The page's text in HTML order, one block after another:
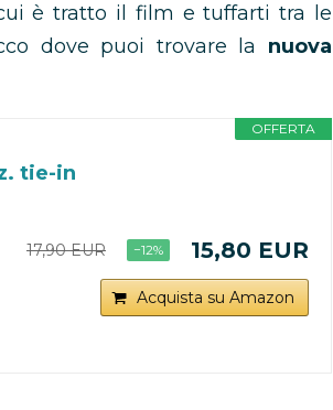
è tratto il film e tuffarti tra le
dove puoi trovare la nuova
OFFERTA
tie-in
17,90 EUR −12% 15,80 EUR
Acquista su Amazon